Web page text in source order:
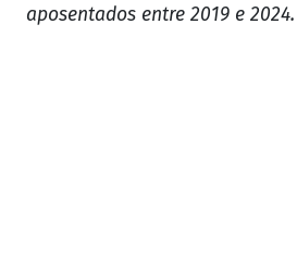
aposentados entre 2019 e 2024.